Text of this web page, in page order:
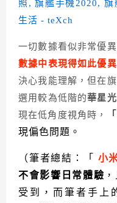
一切數據看似非常優
數據中表現得如此優異
決心我能理解，但在
選用較為低階的華星
現在低角度視角時，
「
現偏色問題。
（筆者總結：「 小
不會影響日常體驗
受到，而筆者手上